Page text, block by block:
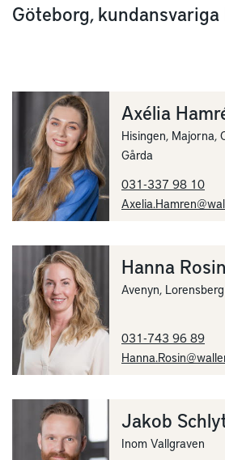
Göteborg,
Axélia
Hisingen, Majorna,
Gårda
031-337 98 10
Hanna Rosin
Avenyn, Lorensberg
031-743 96 89
Jakob
Inom Vallgraven